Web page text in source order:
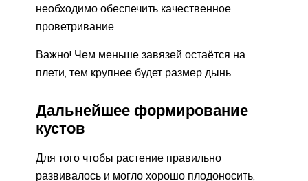
необходимо обеспечить качественное
проветривание.
Важно! Чем меньше завязей остаётся на
плети, тем крупнее будет размер дынь.
Дальнейшее формирование
кустов
Для того чтобы растение правильно
развивалось и могло хорошо плодоносить,